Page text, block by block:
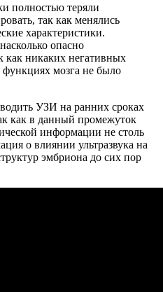
полностью теряли
так как менялись
характеристики.
опасно
как никаких негативных
мозга не было
УЗИ на ранних сроках
как в данный промежуток
информации не столь
о влиянии ультразвука на
эмбриона до сих пор